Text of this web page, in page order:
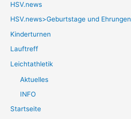
HSV.news
HSV.news>Geburtstage und Ehrungen
Kinderturnen
Lauftreff
Leichtathletik
Aktuelles
INFO
Startseite